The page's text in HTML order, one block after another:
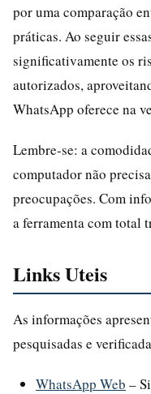
por uma comparação
práticas. Ao seguir
significativamente os
autorizados,
WhatsApp oferece na
Lembre-se: a
computador não
preocupações. Com
a ferramenta com total
Links Uteis
As informações
pesquisadas e
WhatsApp Web –